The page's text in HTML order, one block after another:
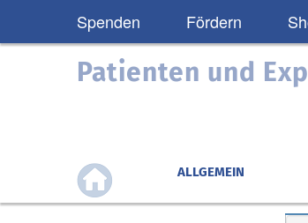
Spenden Fördern
Patienten und
ALLGEMEIN